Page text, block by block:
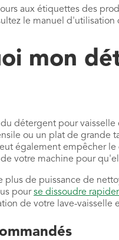
aux étiquettes des
le manuel d'utilisation
mon
détergent pour
ou un plat de grande
également empêcher
de votre machine pour
plus de puissance de
pourse dissoudre
de votre lave-vaisselle